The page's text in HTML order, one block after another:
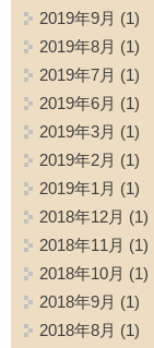
2019年9月 (1)
2019年8月 (1)
2019年7月 (1)
2019年6月 (1)
2019年3月 (1)
2019年2月 (1)
2019年1月 (1)
2018年12月 (1)
2018年11月 (1)
2018年10月 (1)
2018年9月 (1)
2018年8月 (1)